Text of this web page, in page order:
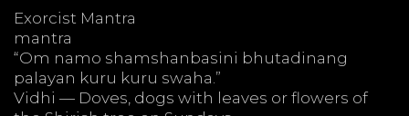
Exorcist Mantra
mantra
“Om namo shamshanbasini bhutadinang
palayan kuru kuru swaha.”
Vidhi — Doves, dogs with leaves or flowers of